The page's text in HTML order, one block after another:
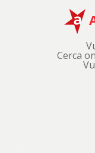
Cerca